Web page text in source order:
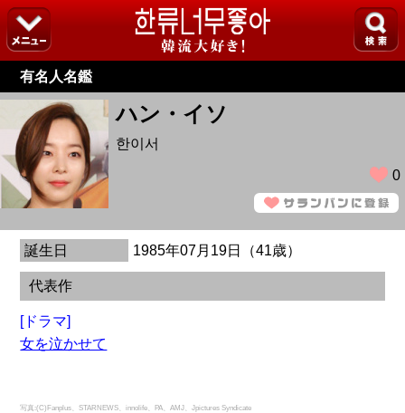
有名人名鑑
ハン・イソ
한이서
0
誕生日 1985年07月19日（41歳）
代表作
[ドラマ]
女を泣かせて
写真:(C)Fanplus、STARNEWS、innolife、PA、AMJ、Jpictures Syndicate